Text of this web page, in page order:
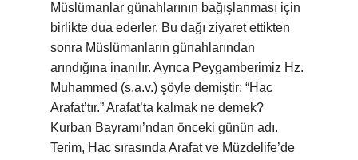
Müslümanlar günahlarının bağışlanması için
birlikte dua ederler. Bu dağı ziyaret ettikten
sonra Müslümanların günahlarından
arındığına inanılır. Ayrıca Peygamberimiz Hz.
Muhammed (s.a.v.) şöyle demiştir: “Hac
Arafat’tır.” Arafat’ta kalmak ne demek?
Kurban Bayramı’ndan önceki günün adı.
Terim, Hac sırasında Arafat ve Müzdelife’de